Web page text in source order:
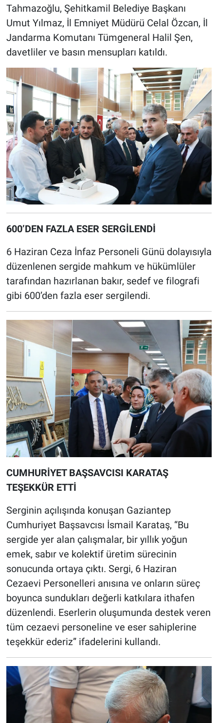
Tahmazoğlu, Şehitkamil Belediye Başkanı
Umut Yılmaz, İl Emniyet Müdürü Celal Özcan, İl
Jandarma Komutanı Tümgeneral Halil Şen,
davetliler ve basın mensupları katıldı.
600’DEN FAZLA ESER SERGİLENDİ
6 Haziran Ceza İnfaz Personeli Günü dolayısıyla
düzenlenen sergide mahkum ve hükümlüler
tarafından hazırlanan bakır, sedef ve filografi
gibi 600’den fazla eser sergilendi.
CUMHURİYET BAŞSAVCISI KARATAŞ
TEŞEKKÜR ETTİ
Serginin açılışında konuşan Gaziantep
Cumhuriyet Başsavcısı İsmail Karataş, “Bu
sergide yer alan çalışmalar, bir yıllık yoğun
emek, sabır ve kolektif üretim sürecinin
sonucunda ortaya çıktı. Sergi, 6 Haziran
Cezaevi Personelleri anısına ve onların süreç
boyunca sundukları değerli katkılara ithafen
düzenlendi. Eserlerin oluşumunda destek veren
tüm cezaevi personeline ve eser sahiplerine
teşekkür ederiz” ifadelerini kullandı.